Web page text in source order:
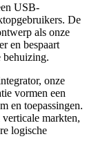
USB-
De
als onze
en bespaart
behuizing.
onze
vormen een
en toepassingen.
markten,
logische